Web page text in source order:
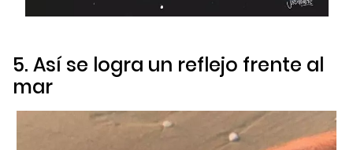
5. Así se logra un reflejo frente al
mar